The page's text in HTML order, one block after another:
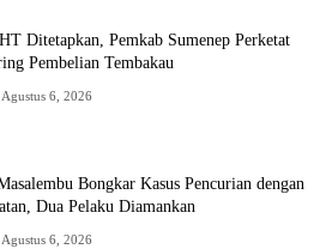
Ditetapkan, Pemkab Sumenep Perketat
Pembelian Tembakau
Agustus 6, 2026
Bongkar Kasus Pencurian dengan
Dua Pelaku Diamankan
Agustus 6, 2026